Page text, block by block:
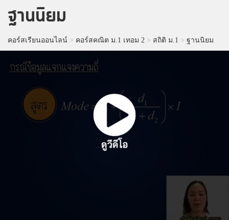
ฐานนิยม
คอร์สเรียนออนไลน์ > คอร์สคณิต ม.1 เทอม 2 > สถิติ ม.1 > ฐานนิยม